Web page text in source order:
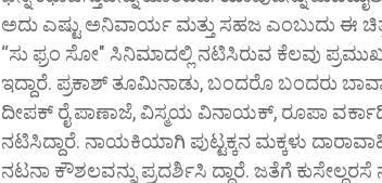
ಅದು ಎಷ್ಟು ಅನಿವಾರ್ಯ ಮತ್ತು ಸಹಜ ಎಂಬುದು ಈ
“ಸು ಫ್ರಂ ಸೋ" ಸಿನಿಮಾದಲ್ಲಿ ನಟಿಸಿರುವ ಕೆಲವು
ಇದ್ದಾರೆ. ಪ್ರಕಾಶ್ ತೂಮಿನಾಡು, ಬಂದರೊ ಬಂದರು
ದೀಪಕ್‌ ರೈ ಪಾಣಾಜೆ, ವಿಸ್ಮಯ ವಿನಾಯಕ್, ರೂಪಾ
ನಟಿಸಿದ್ದಾರೆ. ನಾಯಕಿಯಾಗಿ ಪುಟ್ಟಕ್ಕನ ಮಕ್ಕಳು
ನಟನಾ ಕೌಶಲವನ್ನು ಪ್ರದರ್ಶಿಸಿ ದ್ದಾರೆ. ಜತೆಗೆ